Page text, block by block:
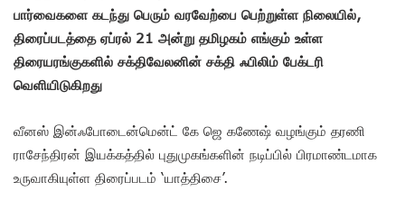
பார்வைகளை கடந்து பெரும் வரவேற்பை பெற்றுள்ள நிலையில்,
திரைப்படத்தை ஏப்ரல் 21 அன்று தமிழகம் எங்கும் உள்ள
திரையரங்குகளில் சக்திவேலனின் சக்தி ஃபிலிம் பேக்டரி
வெளியிடுகிறது
வீனஸ் இன்ஃபோடைன்மென்ட் கே ஜெ கணேஷ் வழங்கும் தரணி
ராசேந்திரன் இயக்கத்தில் புதுமுகங்களின் நடிப்பில் பிரமாண்டமாக
உருவாகியுள்ள திரைப்படம் ‘யாத்திசை’.